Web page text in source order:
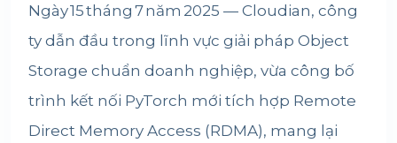
Ngày 15 tháng 7 năm 2025 — Cloudian, công
ty dẫn đầu trong lĩnh vực giải pháp Object
Storage chuẩn doanh nghiệp, vừa công bố
trình kết nối PyTorch mới tích hợp Remote
Direct Memory Access (RDMA), mang lại